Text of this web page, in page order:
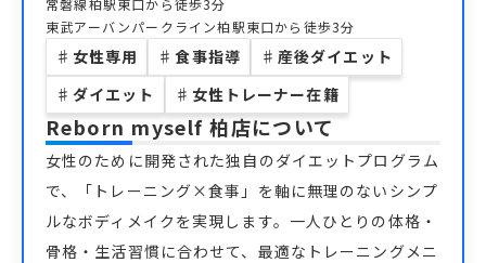
常磐線柏駅東口から徒歩3分
東武アーバンパークライン柏駅東口から徒歩3分
♯ 女性専用 ♯ 食事指導 ♯ 産後ダイエット
♯ ダイエット ♯ 女性トレーナー在籍
Reborn myself 柏店について
女性のために開発された独自のダイエットプログラム
で、「トレーニング×食事」を軸に無理のないシンプ
ルなボディメイクを実現します。一人ひとりの体格・
骨格・生活習慣に合わせて、最適なトレーニングメニ